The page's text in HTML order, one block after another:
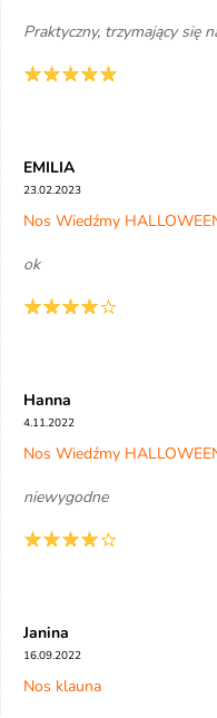
Praktyczny, trzymający się
EMILIA
23.02.2023
Nos Wiedźmy
ok
Hanna
4.11.2022
Nos Wiedźmy
niewygodne
Janina
16.09.2022
Nos klauna